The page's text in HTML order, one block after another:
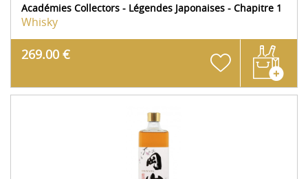
Académies Collectors - Légendes Japonaises - Chapitre 1
Whisky
269.00 €